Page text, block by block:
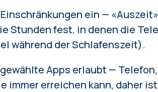
ein —
Stunden fest, in denen die
während der Schlafenszeit).
Apps erlaubt —
immer erreichen kann, daher